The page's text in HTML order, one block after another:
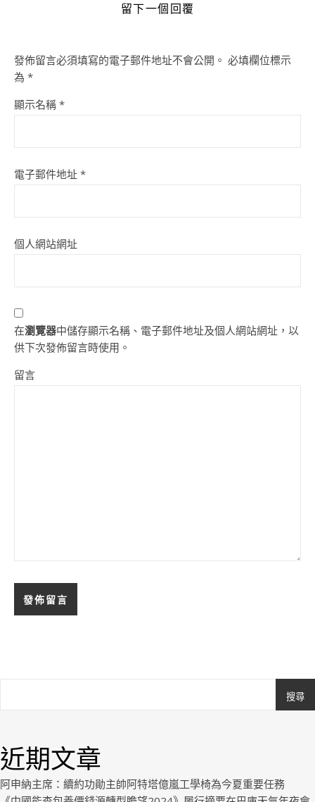
留下一個回覆
發佈留言必須填寫的電子郵件地址不會公開。 必填欄位標示
為 *
顯示名稱 *
電子郵件地址 *
個人網站網址
在瀏覽器中儲存顯示名稱、電子郵件地址及個人網站網址，以
供下次發佈留言時使用。
留言
搜尋
近期文章
阿申納主席：續約功勛主帥阿特塔億嵐工學椅為今夏重要任務
Royal.